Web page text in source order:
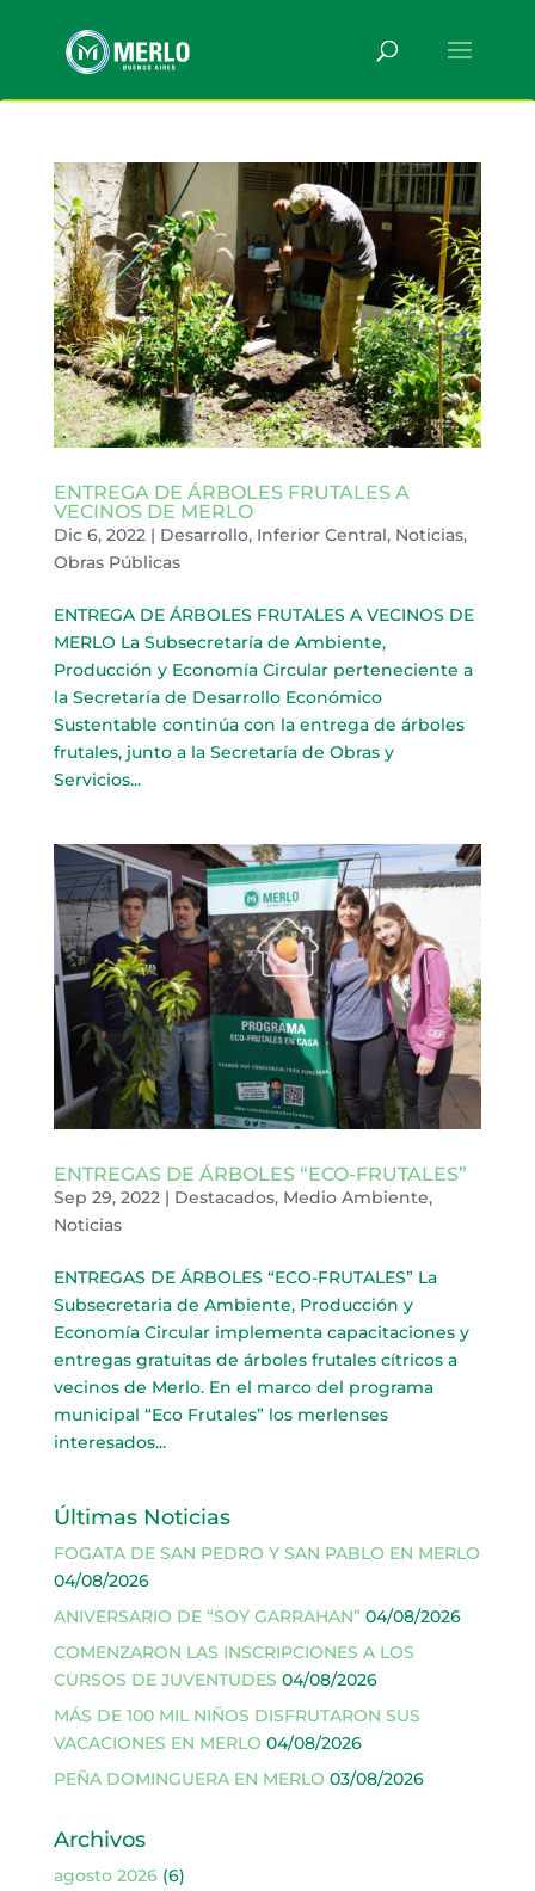
ENTREGA DE ÁRBOLES FRUTALES A
VECINOS DE MERLO
Dic 6, 2022| Desarrollo, Inferior Central, Noticias,
Obras Públicas
ENTREGA DE ÁRBOLES FRUTALES A VECINOS DE
MERLO La Subsecretaría de Ambiente,
Producción y Economía Circular perteneciente a
la Secretaría de Desarrollo Económico
Sustentable continúa con la entrega de árboles
frutales, junto a la Secretaría de Obras y
Servicios...
ENTREGAS DE ÁRBOLES “ECO-FRUTALES”
Sep 29, 2022| Destacados, Medio Ambiente,
Noticias
ENTREGAS DE ÁRBOLES “ECO-FRUTALES” La
Subsecretaria de Ambiente, Producción y
Economía Circular implementa capacitaciones y
entregas gratuitas de árboles frutales cítricos a
vecinos de Merlo. En el marco del programa
municipal “Eco Frutales” los merlenses
interesados...
Últimas Noticias
FOGATA DE SAN PEDRO Y SAN PABLO EN MERLO
04/08/2026
ANIVERSARIO DE “SOY GARRAHAN” 04/08/2026
COMENZARON LAS INSCRIPCIONES A LOS
CURSOS DE JUVENTUDES 04/08/2026
MÁS DE 100 MIL NIÑOS DISFRUTARON SUS
VACACIONES EN MERLO 04/08/2026
PEÑA DOMINGUERA EN MERLO 03/08/2026
Archivos
agosto 2026(6)